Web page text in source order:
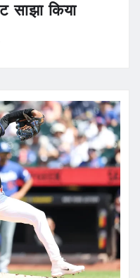
साझा किया